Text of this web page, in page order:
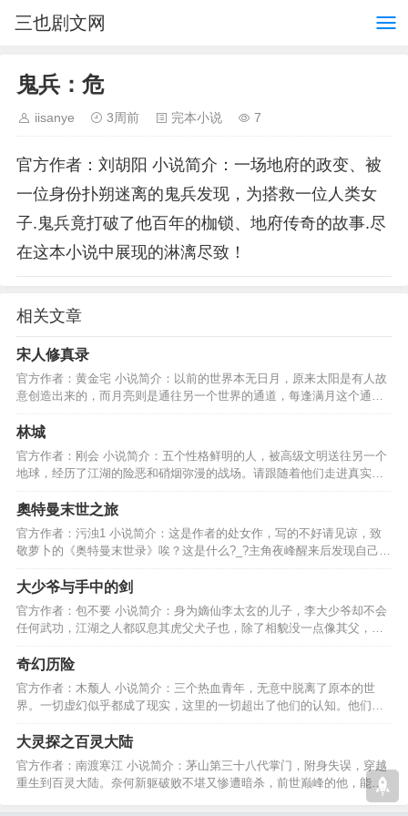
三也剧文网
鬼兵：危
iisanye 3周前 完本小说 7
官方作者：刘胡阳 小说简介：一场地府的政变、被
一位身份扑朔迷离的鬼兵发现，为搭救一位人类女
子.鬼兵竟打破了他百年的枷锁、地府传奇的故事.尽
在这本小说中展现的淋漓尽致！
相关文章
宋人修真录
官方作者：黄金宅 小说简介：以前的世界本无日月，原来太阳是有人故
意创造出来的，而月亮则是通往另一个世界的通道，每逢满月这个通道
就会大开。。。。。。…
林城
官方作者：刚会 小说简介：五个性格鲜明的人，被高级文明送往另一个
地球，经历了江湖的险恶和硝烟弥漫的战场。请跟随着他们走进真实的
江湖，残酷战场......…
奧特曼末世之旅
官方作者：污浊1 小说简介：这是作者的处女作，写的不好请见谅，致
敬萝卜的《奥特曼末世录》唉？这是什么?_?主角夜峰醒来后发现自己身
边出现了一个勋章。。。…
大少爷与手中的剑
官方作者：包不要 小说简介：身为嫡仙李太玄的儿子，李大少爷却不会
任何武功，江湖之人都叹息其虎父犬子也，除了相貌没一点像其父，然
而事实真是如此吗………
奇幻历险
官方作者：木颓人 小说简介：三个热血青年，无意中脱离了原本的世
界。一切虚幻似乎都成了现实，这里的一切超出了他们的认知。他们认
清现实开始了无畏的打拼…
大灵探之百灵大陆
官方作者：南渡寒江 小说简介：茅山第三十八代掌门，附身失误，穿越
重生到百灵大陆。奈何新躯破败不堪又惨遭暗杀，前世巅峰的他，能否